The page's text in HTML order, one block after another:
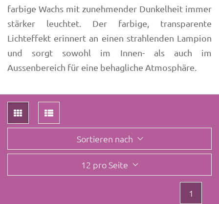
farbige Wachs mit zunehmender Dunkelheit immer
stärker leuchtet. Der farbige, transparente
Lichteffekt erinnert an einen strahlenden Lampion
und sorgt sowohl im Innen- als auch im
Aussenbereich für eine behagliche Atmosphäre.
Sortieren nach
12 pro Seite
1